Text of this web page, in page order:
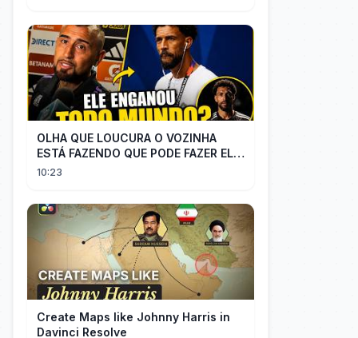
OLHA QUE LOUCURA O VOZINHA
ESTÁ FAZENDO QUE PODE FAZER ELE
PERDER MUITA MORAL COM QUEM
10:23
Create Maps like Johnny Harris in
Davinci Resolve